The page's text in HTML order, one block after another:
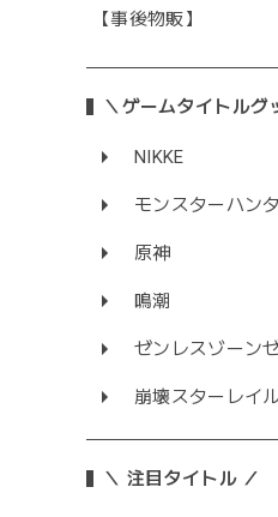
【事後物販】
＼ゲームタイトルグ
NIKKE
モンスターハン
原神
鳴潮
ゼンレスゾーン
崩壊スターレイ
＼ 注目タイトル ／